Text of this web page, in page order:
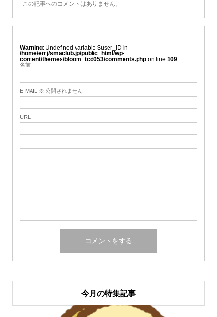
この記事へのコメントはありません。
Warning : Undefined variable $user_ID in
/home/emj/smaclub.jp/public_html/wp-
content/themes/bloom_tcd053/comments.phpon line 109
名前
E-MAIL ※ 公開されません
URL
今月の特集記事